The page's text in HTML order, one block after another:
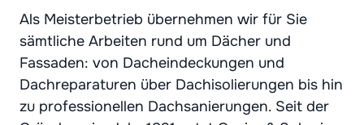
Als Meisterbetrieb übernehmen wir für Sie
sämtliche Arbeiten rund um Dächer und
Fassaden: von Dacheindeckungen und
Dachreparaturen über Dachisolierungen bis hin
zu professionellen Dachsanierungen. Seit der